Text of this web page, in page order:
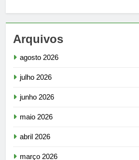
Arquivos
agosto 2026
julho 2026
junho 2026
maio 2026
abril 2026
março 2026